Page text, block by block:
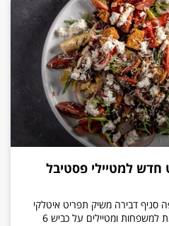
למטיילי פסטיבל
סניף דבירה משיק תפריט איטלקי
ומטיילים על כביש 6